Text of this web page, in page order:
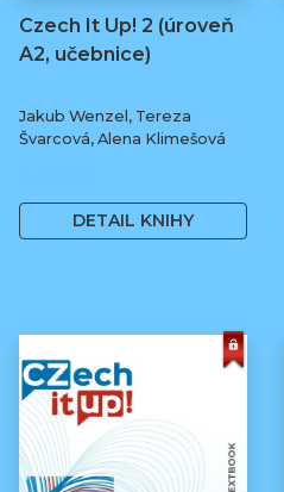
Czech It Up! 2 (úroveň
A2, učebnice)
Jakub Wenzel, Tereza
Švarcová, Alena Klimešová
DETAIL KNIHY